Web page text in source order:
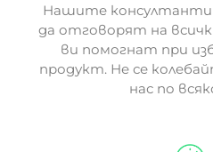
Нашите консултанти
да отговорят на
ви помогнат при
продукт. Не се
нас по